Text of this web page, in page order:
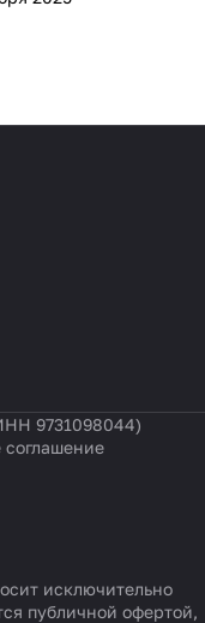
9731098044)
соглашение
исключительно
публичной офертой,